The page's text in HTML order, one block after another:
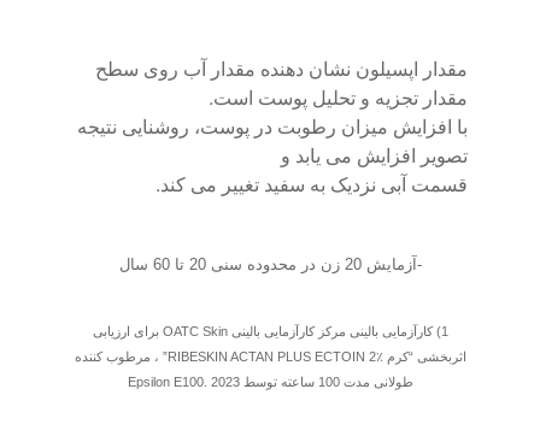
مقدار اپسیلون نشان دهنده مقدار آب روی سطح
مقدار تجزیه و تحلیل پوست است.
با افزایش میزان رطوبت در پوست، روشنایی نتیجه
تصویر افزایش می یابد و
قسمت آبی نزدیک به سفید تغییر می کند.
-آزمایش 20 زن در محدوده سنی 20 تا 60 سال
1) کارآزمایی بالینی مرکز کارآزمایی بالینی OATC Skin برای ارزیابی
اثربخشی “کرم RIBESKIN ACTAN PLUS ECTOIN 2٪” ، مرطوب کننده
طولانی مدت 100 ساعته توسط Epsilon E100. 2023